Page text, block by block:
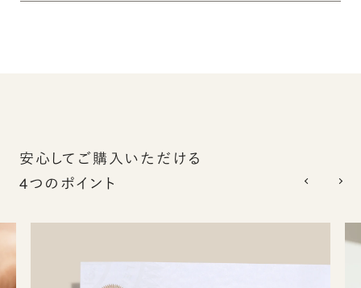
安心してご購入いただける
4つのポイント